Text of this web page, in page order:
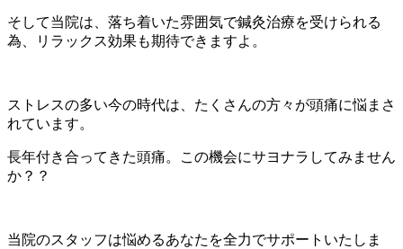
そして当院は、落ち着いた雰囲気で鍼灸治療を受けられる
為、リラックス効果も期待できますよ。
ストレスの多い今の時代は、たくさんの方々が頭痛に悩まさ
れています。
長年付き合ってきた頭痛。この機会にサヨナラしてみません
か？？
当院のスタッフは悩めるあなたを全力でサポートいたしま